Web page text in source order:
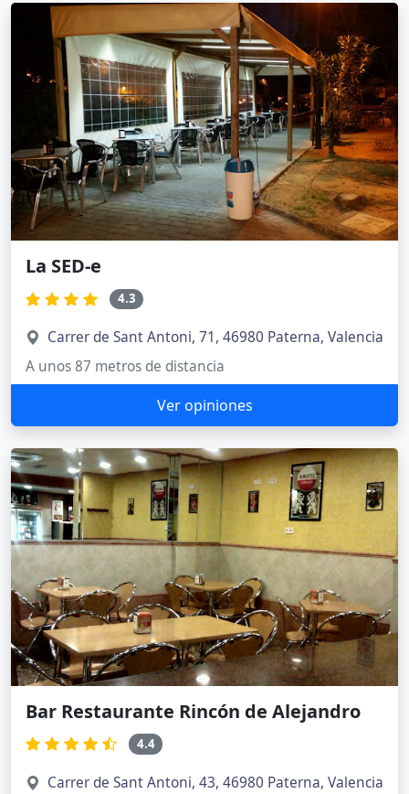
La SED-e
4.3
Carrer de Sant Antoni, 71, 46980 Paterna, Valencia
A unos 87 metros de distancia
Ver opiniones
Bar Restaurante Rincón de Alejandro
4.4
Carrer de Sant Antoni, 43, 46980 Paterna, Valencia